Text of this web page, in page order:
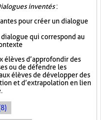
inventés:
pour créer un dialogue
qui correspond au
d’approfondir des
ou de défendre les
élèves de développer des
et d’extrapolation en lien